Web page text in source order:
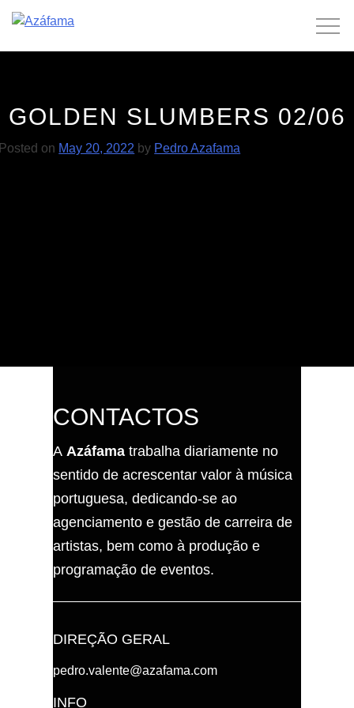
GOLDEN SLUMBERS 02/06
on May 20, 2022 by Pedro Azafama
CONTACTOS
A Azáfama trabalha diariamente no
sentido de acrescentar valor à música
portuguesa, dedicando-se ao
agenciamento e gestão de carreira de
artistas, bem como à produção e
programação de eventos.
DIREÇÃO GERAL
pedro.valente@azafama.com
INFO